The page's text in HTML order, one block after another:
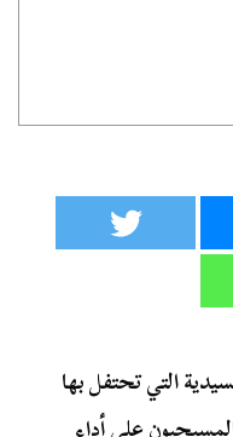
التي تحتفل بها